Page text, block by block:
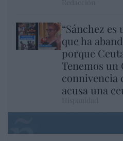
“Sánchez
que ha
porque
Tenemos un
connivencia
acusa una